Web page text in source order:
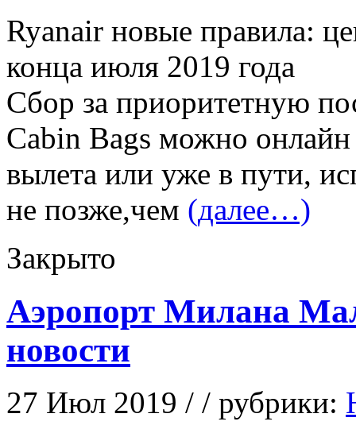
Ryanair новые правила:
конца июля 2019 года
Сбор за приоритетную
Cabin Bags можно онлайн
вылета или уже в пути,
не позже,чем (далее…)
Закрыто
Аэропорт Милана
новости
27 Июл 2019 / / рубрики: